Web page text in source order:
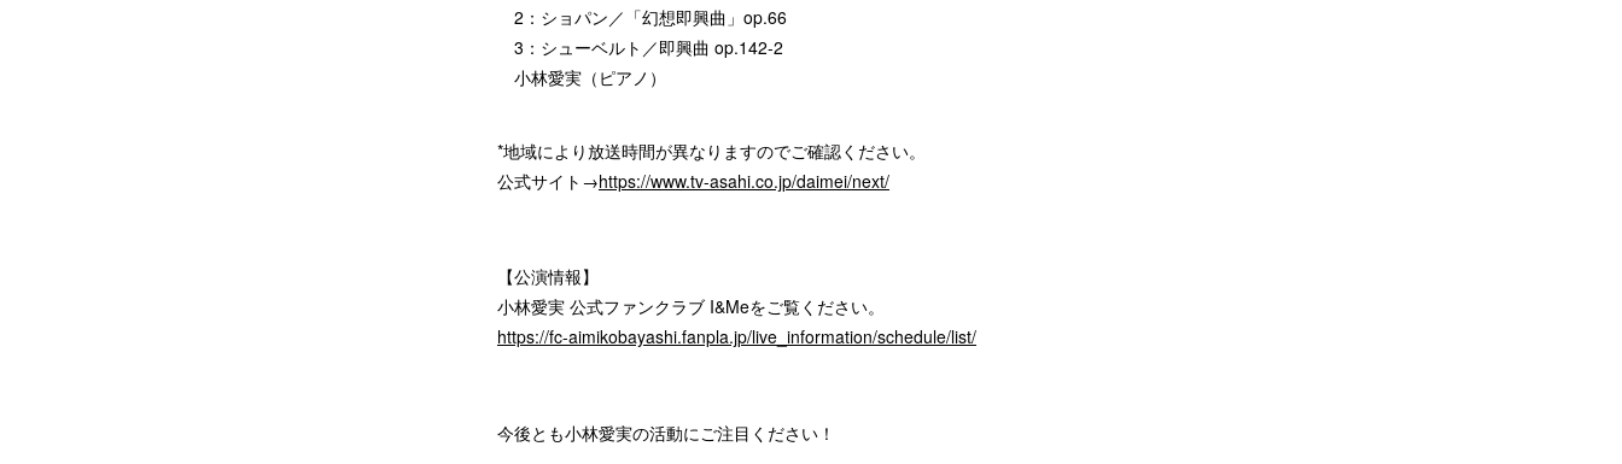
2：ショパン／「幻想即興曲」op.66
3：シューベルト／即興曲 op.142-2
小林愛実（ピアノ）
*地域により放送時間が異なりますのでご確認ください。
公式サイト→https://www.tv-asahi.co.jp/daimei/next/
【公演情報】
小林愛実 公式ファンクラブ I&Meをご覧ください。
https://fc-aimikobayashi.fanpla.jp/live_information/schedule/list/
今後とも小林愛実の活動にご注目ください！